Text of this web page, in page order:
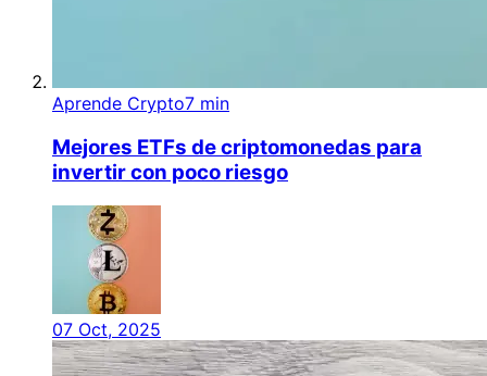
Aprende Crypto7 min
Mejores ETFs de criptomonedas para
invertir con poco riesgo
07 Oct, 2025